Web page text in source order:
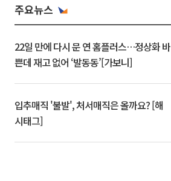
주요뉴스
22일 만에 다시 문 연 홈플러스…정상화 바
쁜데 재고 없어 ‘발동동’[가보니]
입추매직 '불발', 처서매직은 올까요? [해
시태그]